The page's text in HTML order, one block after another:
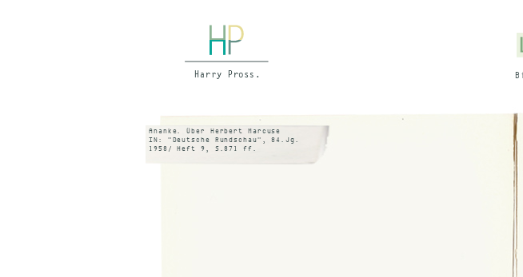
Ananke. Über Herbert Marcuse
IN: "Deutsche Rundschau", 84.Jg.
1958/ Heft 9, S.871 ff.